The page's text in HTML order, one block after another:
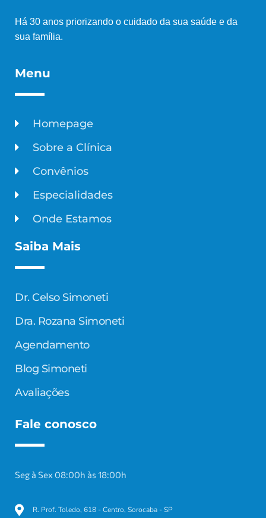
Há 30 anos priorizando o cuidado da sua saúde e da
sua família.
Menu
Homepage
Sobre a Clínica
Convênios
Especialidades
Onde Estamos
Saiba Mais
Dr. Celso Simoneti
Dra. Rozana Simoneti
Agendamento
Blog Simoneti
Avaliações
Fale conosco
Seg à Sex 08:00h às 18:00h
R. Prof. Toledo, 618 - Centro, Sorocaba - SP